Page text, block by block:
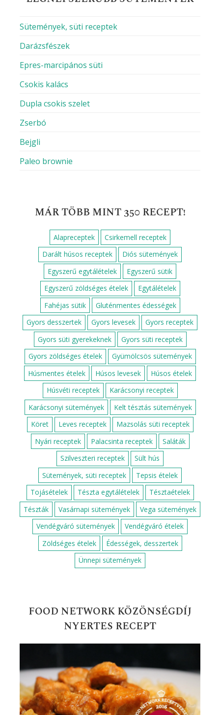
Sütemények, süti receptek
Darázsfészek
Epres-marcipános süti
Csokis kalács
Dupla csokis szelet
Zserbó
Bejgli
Paleo brownie
MÁR TÖBB MINT 350 RECEPT!
Alapreceptek
Csirkemell receptek
Darált húsos receptek
Diós sütemények
Egyszerű egytálételek
Egyszerű sütik
Egyszerű zöldséges ételek
Egytálételek
Fahéjas sütik
Gluténmentes édességek
Gyors desszertek
Gyors levesek
Gyors receptek
Gyors süti gyerekeknek
Gyors süti receptek
Gyors zöldséges ételek
Gyümölcsös sütemények
Húsmentes ételek
Húsos levesek
Húsos ételek
Húsvéti receptek
Karácsonyi receptek
Karácsonyi sütemények
Kelt tésztás sütemények
Köret
Leves receptek
Mazsolás süti receptek
Nyári receptek
Palacsinta receptek
Saláták
Szilveszteri receptek
Sült hús
Sütemények, süti receptek
Tepsis ételek
Tojásételek
Tészta egytálételek
Tésztaételek
Tészták
Vasárnapi sütemények
Vega sütemények
Vendégváró sütemények
Vendégváró ételek
Zöldséges ételek
Édességek, desszertek
Ünnepi sütemények
FOOD NETWORK KÖZÖNSÉGDÍJ
NYERTES RECEPT